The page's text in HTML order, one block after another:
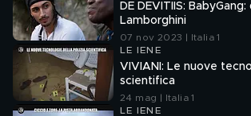
DE DEVITIIS:
Lamborghini
07 nov 2023 | Italia 1
LE IENE
VIVIANI: Le nuove
scientifica
24 mag | Italia 1
LE IENE